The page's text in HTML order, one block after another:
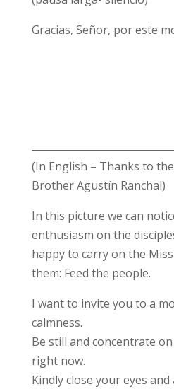
Gracias, Señor, por este
(In English – Thanks to
Brother Agustín Ranchal)
In this picture we can
enthusiasm on the
happy to carry on the
them: Feed the people.
I want to invite you to a
calmness.
Be still and concentrate
right now.
Kindly close your eyes